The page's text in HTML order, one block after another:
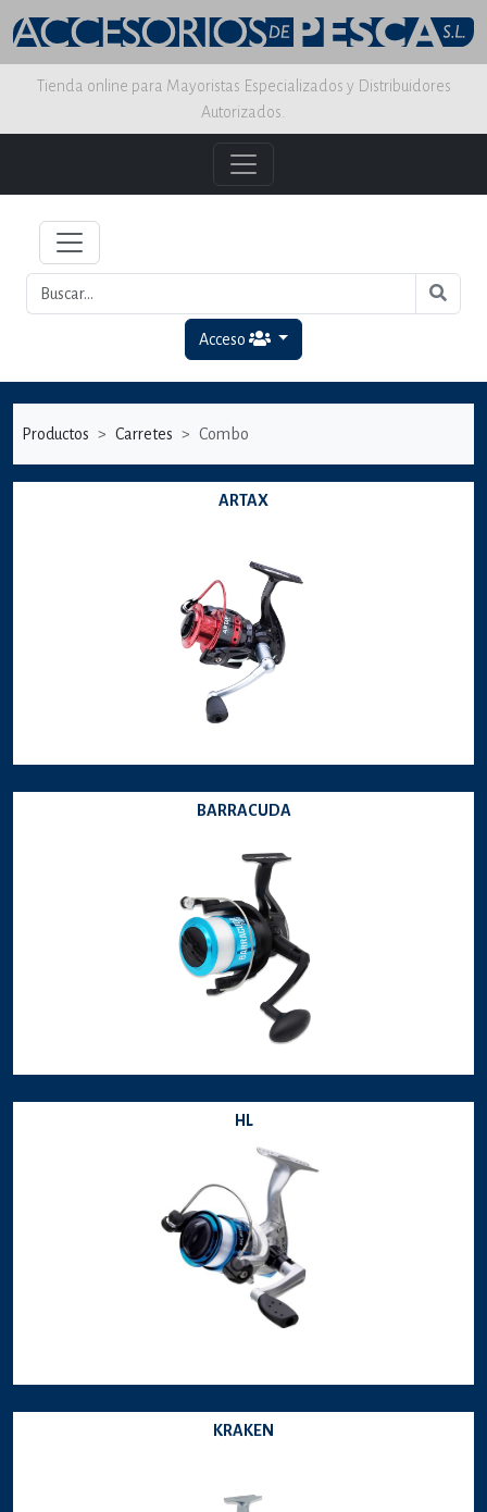
Tienda online para Mayoristas Especializados y Distribuidores
Autorizados.
Acceso
Productos Carretes Combo
ARTAX
BARRACUDA
HL
KRAKEN